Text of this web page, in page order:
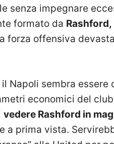
senza impegnare
formato da Rashford,
forza offensiva
Napoli sembra essere
economici del
vedere Rashford in
a prima vista.